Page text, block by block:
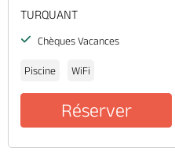
TURQUANT
Chèques Vacances
Piscine WiFi
Réserver